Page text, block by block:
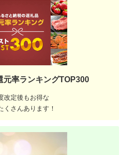
元率ランキングTOP300
改定後もお得な
くさんあります！